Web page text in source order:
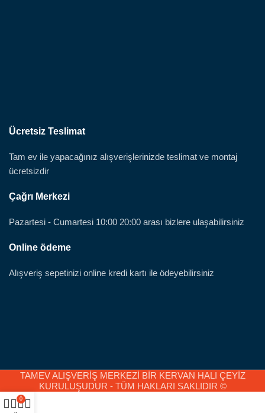
Ücretsiz Teslimat
Tam ev ile yapacağınız alışverişlerinizde teslimat ve montaj
ücretsizdir
Çağrı Merkezi
Pazartesi - Cumartesi 10:00 20:00 arası bizlere ulaşabilirsiniz
Online ödeme
Alışveriş sepetinizi online kredi kartı ile ödeyebilirsiniz
TAMEV ALIŞVERİŞ MERKEZİ BİR KERVAN HALI ÇEYİZ
KURULUŞUDUR - TÜM HAKLARI SAKLIDIR ©
0